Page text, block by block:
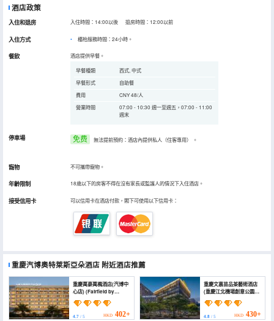
酒店政策
入住和退房 入住時間：14:00以後 退房時間：12:00以前
入住方式 櫃枱服務時間：24小時。
餐飲 酒店提供早餐。
早餐種類
西式, 中式
早餐形式
自助餐
費用
CNY 48/人
營業時間
07:00 - 10:30 週一至週五，07:00 - 11:00
週末
停車場 免费 無法提前預約：酒店內提供私人（住客專用） 。
寵物 不可攜帶寵物。
年齡限制 18歲以下的房客不得在沒有家長或監護人的情況下入住酒店。
接受信用卡 可以信用卡在酒店付款，閣下可使用以下信用卡：
重慶汽博奧特萊斯亞朵酒店 附近酒店推薦
重慶萬豪萬楓酒店(汽博中
心店) (Fairfield by
Marriott Chongqing
Yubei)
4.7 / 5 HKD 402+
重慶文裏苗品茶藝術酒店
(重慶江北機場創意公園店)
(WM Tea Art Hotel)
4.8/ 5 HKD 430+